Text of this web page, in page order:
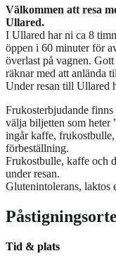
Välkommen att resa
Ullared.
I Ullared har ni ca 8
öppen i 60 minuter för
överlast på vagnen.
räknar med att anlända
Under resan till Ullared
Frukosterbjudande
välja biljetten som heter
ingår kaffe,
förbeställning.
Frukostbulle, kaffe och
under resan.
Glutenintolerans, laktos
Tid & plats